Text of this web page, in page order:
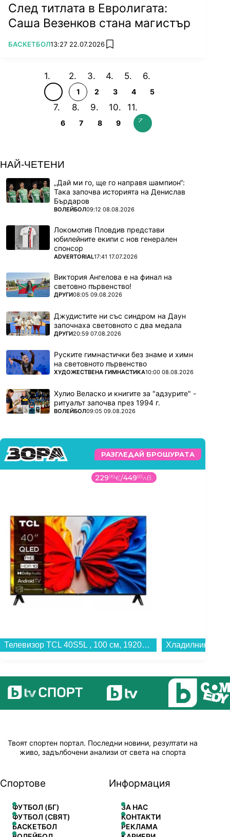
След титлата в Евролигата:
Саша Везенков стана магистър
ПОВЕЧЕ ОТ
БАСКЕТБОЛ13:27 22.07.2026 add favorites
1 2 3 4 5
6 7 8 9
НАЙ-ЧЕТЕНИ
„Дай ми го, ще го направя шампион“:
Така започва историята на Денислав
Бърдаров
ПОВЕЧЕ ОТ
ВОЛЕЙБОЛ09:12 08.08.2026
Локомотив Пловдив представи
юбилейните екипи с нов генерален
спонсор
ПОВЕЧЕ ОТ
ADVERTORIAL17:41 17.07.2026
Виктория Ангелова е на финал на
световно първенство!
ПОВЕЧЕ ОТ
ДРУГИ08:05 09.08.2026
Джудистите ни със синдром на Даун
започнаха световното с два медала
ПОВЕЧЕ ОТ
ДРУГИ20:59 07.08.2026
Руските гимнастички без знаме и химн
на световното първенство
ПОВЕЧЕ ОТ
ХУДОЖЕСТВЕНА ГИМНАСТИКА10:00 08.08.2026
Хулио Веласко и книгите за "адзурите" -
ритуалът започва през 1994 г.
ПОВЕЧЕ ОТ
ВОЛЕЙБОЛ09:05 09.08.2026
РАЗГЛЕДАЙ БРОШУРАТА
22999€/44983лв.
Телевизор TCL 40S5L , 100 см, 1920x1080 FULL HD , 40 inch, Android , QLED ...
Твоят спортен портал. Последни новини, резултати на
живо, задълбочени анализи от света на спорта
Спортове
ФУТБОЛ (БГ)
ФУТБОЛ (СВЯТ)
БАСКЕТБОЛ
Информация
ЗА НАС
КОНТАКТИ
РЕКЛАМА